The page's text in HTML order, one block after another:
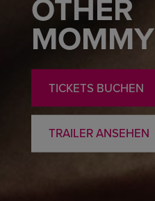
MOMMY
TICKETS BUCHEN
TRAILER ANSEHEN